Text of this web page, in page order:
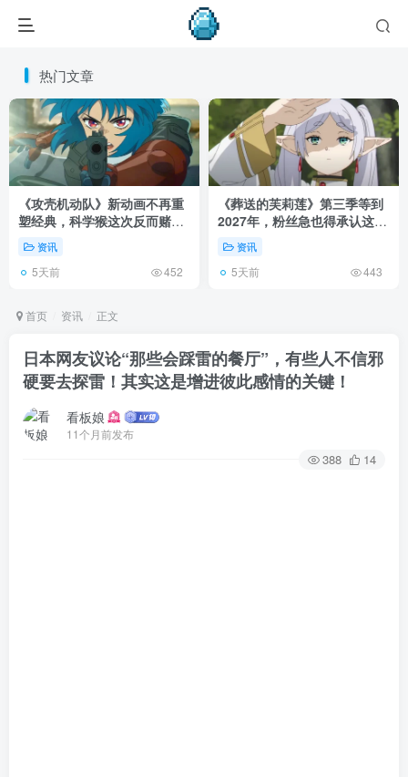
热门文章
《攻壳机动队》新动画不再重
塑经典，科学猴这次反而赌对
了！资讯
5天前 452
《葬送的芙莉莲》第三季等到
2027年，粉丝急也得承认这次
慢得有道理！
资讯
5天前 443
首页 资讯 正文
日本网友议论“那些会踩雷的餐厅”，有些人不信邪
硬要去探雷！其实这是增进彼此感情的关键！
看板娘
11个月前发布
388 14